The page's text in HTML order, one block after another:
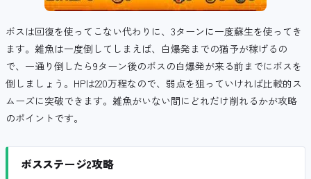
ボスは回復を使ってこない代わりに、3ターンに一度蘇生を使ってき
ます。雑魚は一度倒してしまえば、白爆発までの猶予が稼げるの
で、一通り倒したら9ターン後のボスの白爆発が来る前までにボスを
倒しましょう。HPは220万程なので、弱点を狙っていければ比較的ス
ムーズに突破できます。雑魚がいない間にどれだけ削れるかが攻略
のポイントです。
ボスステージ2攻略